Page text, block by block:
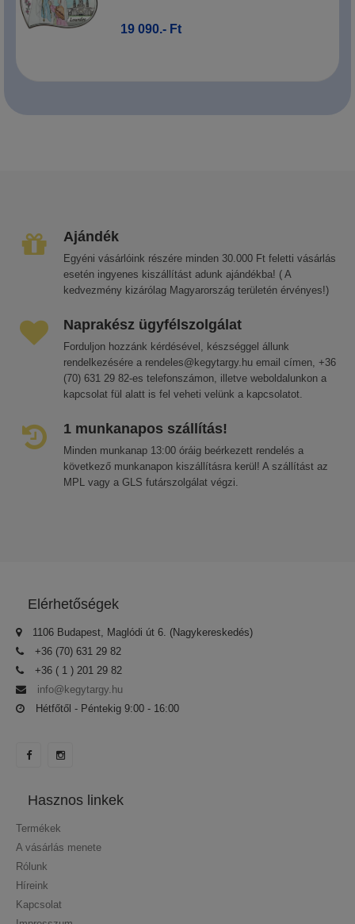
19 090.- Ft
Ajándék
Egyéni vásárlóink részére minden 30.000 Ft feletti vásárlás
esetén ingyenes kiszállítást adunk ajándékba! ( A
kedvezmény kizárólag Magyarország területén érvényes!)
Naprakész ügyfélszolgálat
Forduljon hozzánk kérdésével, készséggel állunk
rendelkezésére a rendeles@kegytargy.hu email címen, +36
(70) 631 29 82-es telefonszámon, illetve weboldalunkon a
kapcsolat fül alatt is fel veheti velünk a kapcsolatot.
1 munkanapos szállítás!
Minden munkanap 13:00 óráig beérkezett rendelés a
következő munkanapon kiszállításra kerül! A szállítást az
MPL vagy a GLS futárszolgálat végzi.
Elérhetőségek
1106 Budapest, Maglódi út 6. (Nagykereskedés)
+36 (70) 631 29 82
+36 ( 1 ) 201 29 82
info@kegytargy.hu
Hétfőtől - Péntekig 9:00 - 16:00
Hasznos linkek
Termékek
A vásárlás menete
Rólunk
Híreink
Kapcsolat